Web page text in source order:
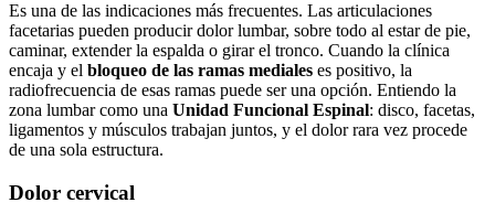
Es una de las indicaciones más frecuentes. Las articulaciones
facetarias pueden producir dolor lumbar, sobre todo al estar de pie,
caminar, extender la espalda o girar el tronco. Cuando la clínica
encaja y el bloqueo de las ramas mediales es positivo, la
radiofrecuencia de esas ramas puede ser una opción. Entiendo la
zona lumbar como una Unidad Funcional Espinal: disco, facetas,
ligamentos y músculos trabajan juntos, y el dolor rara vez procede
de una sola estructura.
Dolor cervical